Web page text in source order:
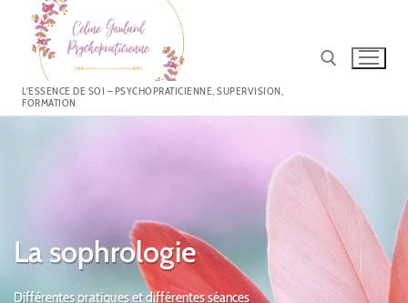
L'ESSENCE DE SOI – PSYCHOPRATICIENNE, SUPERVISION,
FORMATION
La sophrologie
Différentes pratiques et différentes séances